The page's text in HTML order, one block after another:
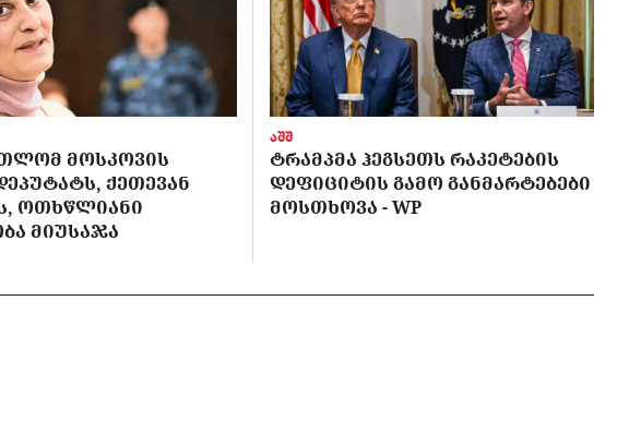
ᲛᲝᲡᲙᲝᲕᲘᲡ
ᲥᲔᲗᲔᲕᲐᲜ
ᲝᲗᲮᲬᲚᲘᲐᲜᲘ
ᲛᲘᲣᲡᲐᲯᲐ
აშშ
ᲢᲠᲐᲛᲞᲛᲐ ᲰᲔᲒᲡᲔᲗᲡ ᲠᲐᲙᲔᲢᲔᲑᲘᲡ
ᲓᲔᲤᲘᲪᲘᲢᲘᲡ ᲒᲐᲛᲝ ᲒᲐᲜᲛᲐᲠᲢᲔᲑᲔᲑᲘ
ᲛᲝᲡᲗᲮᲝᲕᲐ - WP